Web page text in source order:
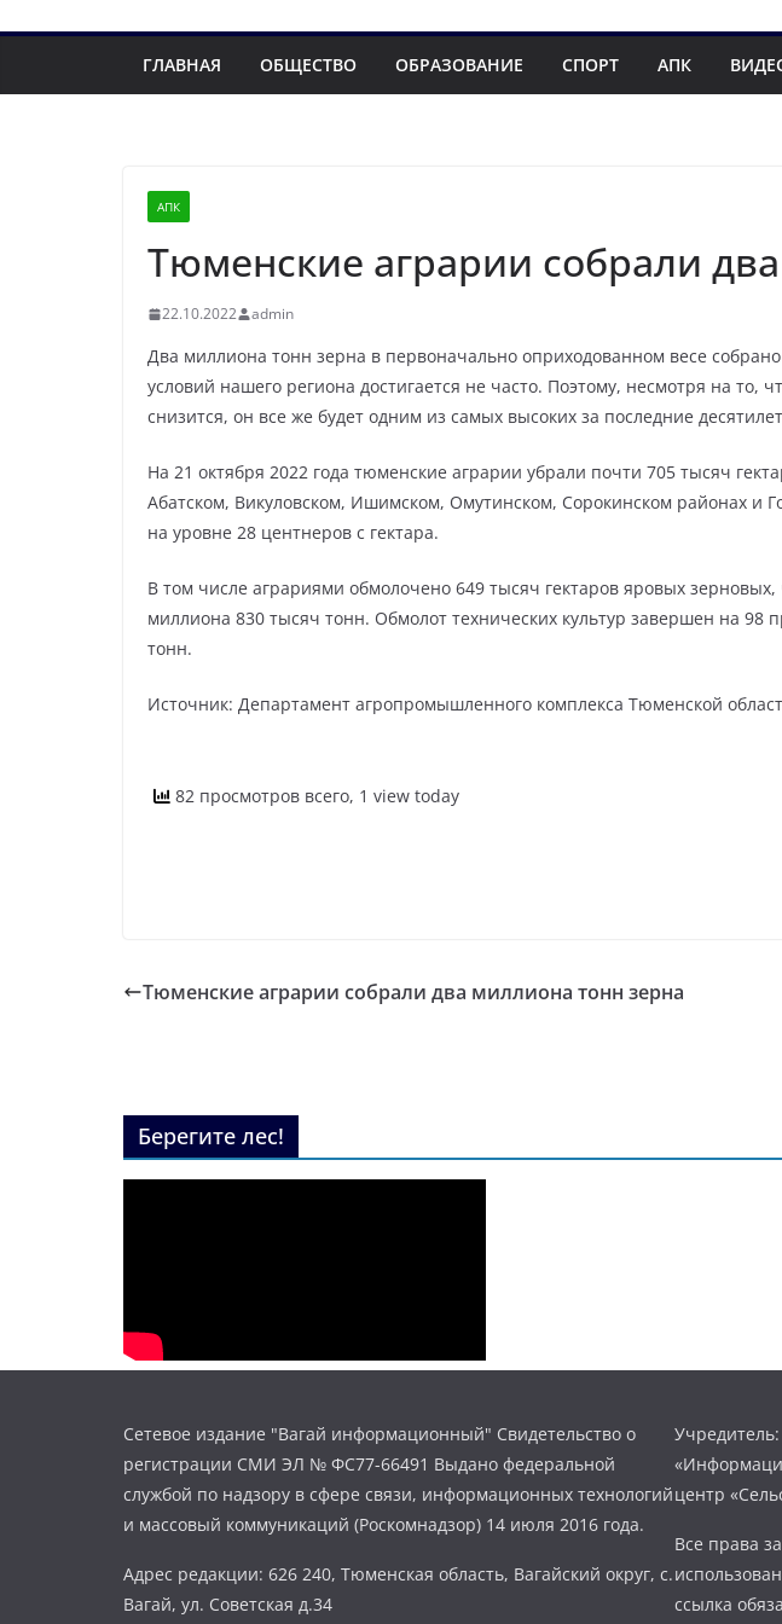
ГЛАВНАЯ ОБЩЕСТВО ОБРАЗОВАНИЕ СПОРТ АПК
АПК
Тюменские аграрии собрали
22.10.2022 admin
Два миллиона тонн зерна в первоначально оприходованном весе
условий нашего региона достигается не часто. Поэтому, несмотря на
снизится, он все же будет одним из самых высоких за последние
На 21 октября 2022 года тюменские аграрии убрали почти 705 тысяч
Абатском, Викуловском, Ишимском, Омутинском, Сорокинском районах и
на уровне 28 центнеров с гектара.
В том числе аграриями обмолочено 649 тысяч гектаров яровых
миллиона 830 тысяч тонн. Обмолот технических культур завершен на
тонн.
Источник: Департамент агропромышленного комплекса Тюменской
82 просмотров всего, 1 view today
Тюменские аграрии собрали два миллиона тонн зерна
Берегите лес!
Сетевое издание "Вагай информационный" Свидетельство о
регистрации СМИ ЭЛ № ФС77-66491 Выдано федеральной
службой по надзору в сфере связи, информационных технологий
и массовый коммуникаций (Роскомнадзор) 14 июля 2016 года.
Адрес редакции: 626 240, Тюменская область, Вагайский округ, с.
Вагай, ул. Советская д.34
центр
Все права
ссылка